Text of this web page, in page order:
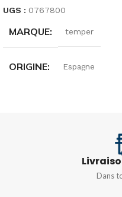
UGS : 0767800
MARQUE temper
ORIGINE Espagne
CHAMP DE DÉTECTION
Dans